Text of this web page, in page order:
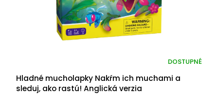
Hladné mucholapky Nakŕm ich muchami a
sleduj, ako rastú! Anglická verzia
DOSTUPNÉ